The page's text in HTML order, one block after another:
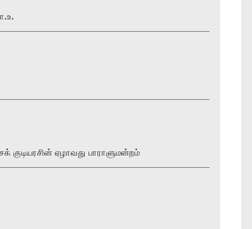
ஏழாவது பாராளுமன்றம்